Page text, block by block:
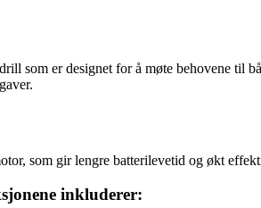
som er designet for å møte behovene til
som gir lengre batterilevetid og økt
inkluderer: